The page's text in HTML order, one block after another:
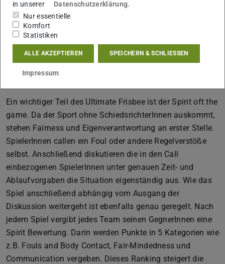
Wetterbedingungen haben uns ziemlich zugesetzt,
weshalb leider mehrere Spielerinnen bei vereinzelten
Spielen gesundheitlich aussetzen mussten.
Nichtsdestotrotz hatten wir sehr viel Spaß. Mit einigen
Höhen und Tiefen haben wir in den 9 Spielen über die
Woche hinweg sehr viel gelernt und konnten uns als
Ein wichtiger Teil des Ultimate Frisbee ist der Spirit oft the
game. Da der Sport ohne SchiedsrichterInnen auskommt,
stehen Fairness und Eigenverantwortung an erster Stelle.
SpielerInnen callen ein Foul oder andere Regelverstöße
selbst. Anschließend diskutieren die in den Call
einbezogenen SpielerInnen unter genauen Zeit- und
Ablaufvorgaben die Situation eigenständig aus. Wie das
Spiel anschließend abhängig vom Ausgang der
Diskussion weitergeht ist ebenfalls genau geregelt. Nach
jedem Spiel vergibt jedes Team seinen GegnerInnen eine
Spirit Bewertung. Darin werden Punkte in 5 Kategorien wie
z.B. Fouls and Body Contact, Fair-Mindedness und
Communication vergeben. Dieses Ranking steigert die
in unserer
Datenschutzerklärung.
Nur essentielle
Komfort
Statistiken
ALLE AKZEPTIEREN SPEICHERN & SCHLIESSEN
Impressum